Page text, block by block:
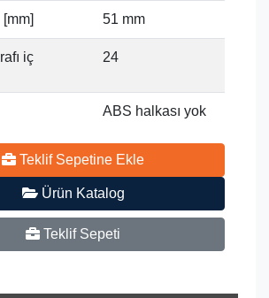
51 mm
iç
24
ABS halkası yok
Teklif Sepetine Ekle
Ürün Katalog
Teklif Sepeti